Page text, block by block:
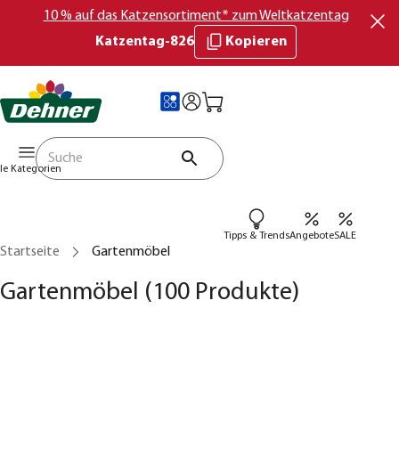
10 % auf das Katzensortiment* zum Weltkatzentag
Katzentag-826
Kopieren
Kategorien
Tipps & TrendsAngeboteSALE
Startseite Gartenmöbel
Gartenmöbel (100 Produkte)